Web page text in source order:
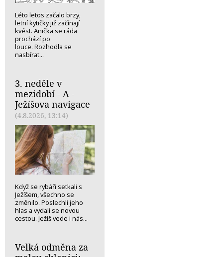
Léto letos začalo brzy,
letní kytičky již začínají
kvést. Anička se ráda
prochází po
louce. Rozhodla se
nasbírat...
3. neděle v
mezidobí - A -
Ježíšova navigace
(4.8.2026, 13:14)
Když se rybáři setkali s
Ježíšem, všechno se
změnilo. Poslechli jeho
hlas a vydali se novou
cestou. Ježíš vede i nás...
Velká odměna za